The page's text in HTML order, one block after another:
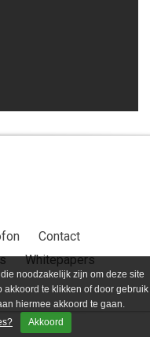
noodzakelijk zijn om deze site
te klikken of door gebruik
hiermee akkoord te gaan.
Akkoord
Contact
Whitepapers